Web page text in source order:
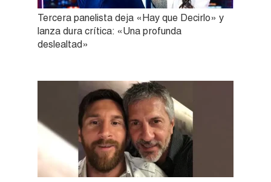
Tercera panelista deja «Hay que Decirlo» y
lanza dura crítica: «Una profunda
deslealtad»